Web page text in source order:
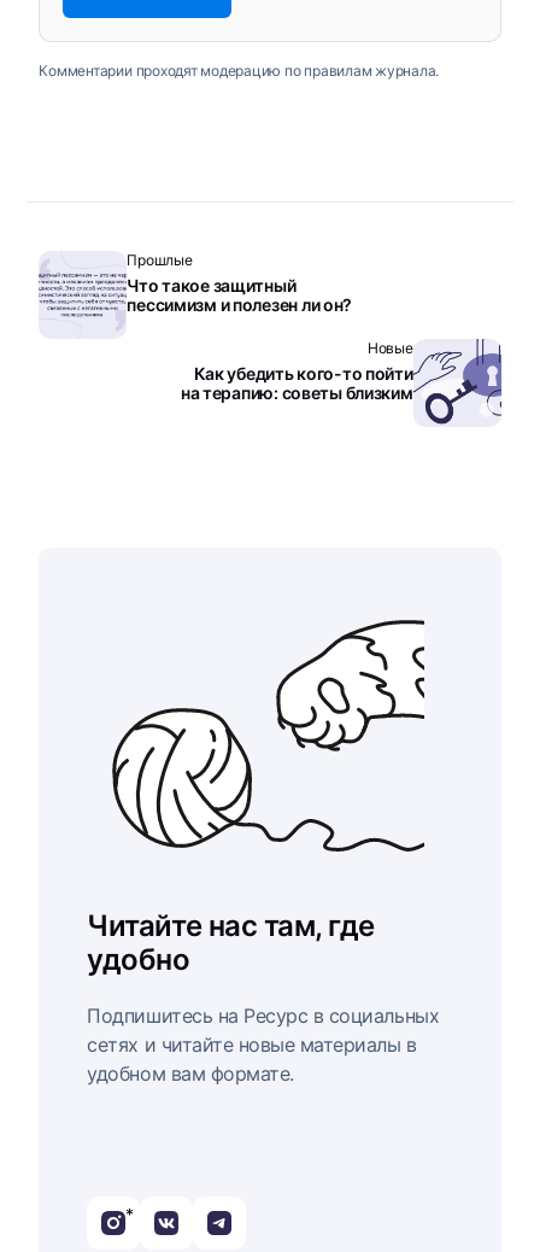
Комментарии проходят модерацию по правилам журнала.
Прошлые
Что такое защитный
пессимизм и полезен ли он?
Новые
Как убедить кого-то пойти
на терапию: советы близким
Читайте нас там, где
удобно
Подпишитесь на Ресурс в социальных
сетях и читайте новые материалы в
удобном вам формате.
*